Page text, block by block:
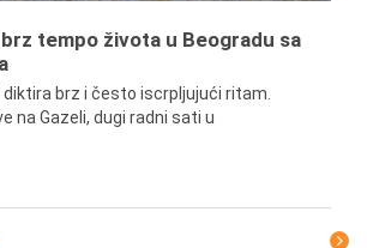
tempo života u Beogradu sa
brz i često iscrpljujući ritam.
na Gazeli, dugi radni sati u